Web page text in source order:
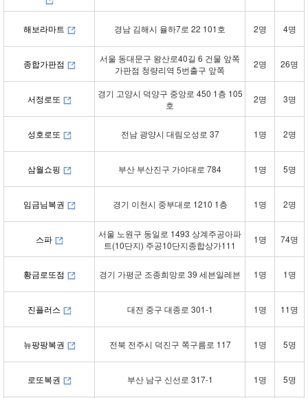
해보라마트 경남 김해시 율하7로 22 101호 2명 4명
종합가판점
서울 동대문구 왕산로40길 6 건물 앞쪽
가판점 청량리역 5번출구 앞쪽
2명 26명
서정로또
경기 고양시 덕양구 중앙로 450 1층 105
호
2명 3명
성호로또 전남 광양시 대림오성로 37 1명 2명
삼월쇼핑 부산 부산진구 가야대로 784 1명 5명
임금님복권 경기 이천시 중부대로 1210 1층 1명 2명
스파
서울 노원구 동일로 1493 상계주공아파
트(10단지) 주공10단지종합상가111
1명 74명
황금로또점 경기 가평군 조종희망로 39 세븐일레븐 1명 1명
진플러스 대전 중구 대종로 301-1 1명 11명
뉴팡팡복권 전북 전주시 덕진구 쪽구름로 117 1명 5명
로또복권 부산 남구 신선로 317-1 1명 5명